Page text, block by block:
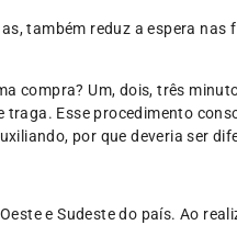
também reduz a espera nas
compra? Um, dois, três
Esse procedimento
por que deveria ser
e Sudeste do país. Ao